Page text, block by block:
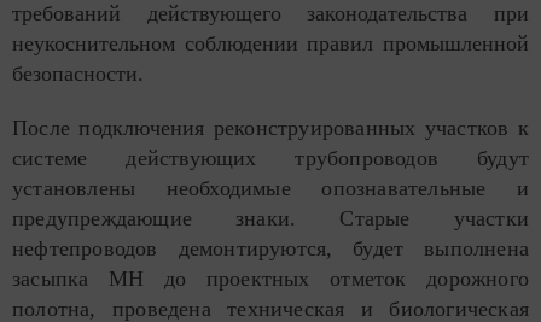
требований действующего законодательства при
неукоснительном соблюдении правил промышленной
безопасности.
После подключения реконструированных участков к
системе действующих трубопроводов будут
установлены необходимые опознавательные и
предупреждающие знаки. Старые участки
нефтепроводов демонтируются, будет выполнена
засыпка МН до проектных отметок дорожного
полотна, проведена техническая и биологическая